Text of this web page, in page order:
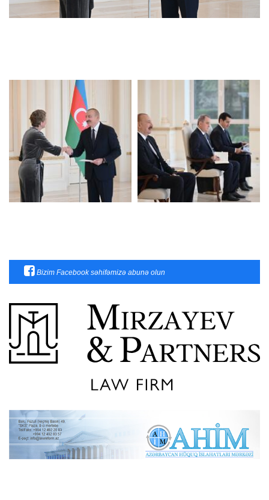
Bizim Facebook səhifəmizə abunə olun